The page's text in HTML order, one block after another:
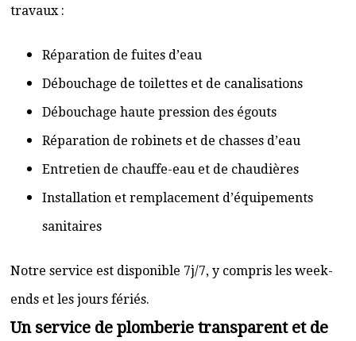
travaux :
Réparation de fuites d’eau
Débouchage de toilettes et de canalisations
Débouchage haute pression des égouts
Réparation de robinets et de chasses d’eau
Entretien de chauffe-eau et de chaudières
Installation et remplacement d’équipements
sanitaires
Notre service est disponible 7j/7, y compris les week-
ends et les jours fériés.
Un service de plomberie transparent et de